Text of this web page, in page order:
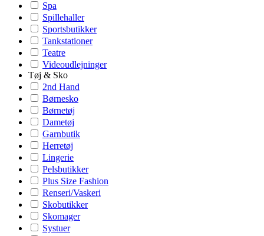
Spa
Spillehaller
Sportsbutikker
Tankstationer
Teatre
Videoudlejninger
Tøj & Sko
2nd Hand
Børnesko
Børnetøj
Dametøj
Garnbutik
Herretøj
Lingerie
Pelsbutikker
Plus Size Fashion
Renseri/Vaskeri
Skobutikker
Skomager
Systuer